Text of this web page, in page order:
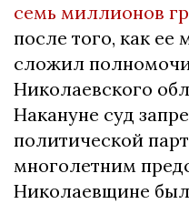
семь миллионов
после того, как
сложил
Николаевского
Накануне суд
политической
многолетним
Николаевщине